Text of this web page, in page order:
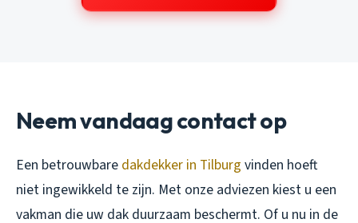
Neem vandaag contact op
Een betrouwbare dakdekker in Tilburg vinden hoeft
niet ingewikkeld te zijn. Met onze adviezen kiest u een
vakman die uw dak duurzaam beschermt. Of u nu in de